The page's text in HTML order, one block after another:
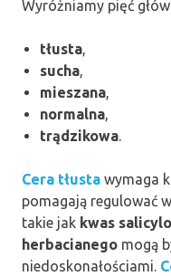
Wyróżniamy pięć
tłusta,
sucha,
mieszana,
normalna,
trądzikowa.
Cera tłusta wymaga
pomagają regulować
takie jak kwas
herbacianego mogą
niedoskonałościami.